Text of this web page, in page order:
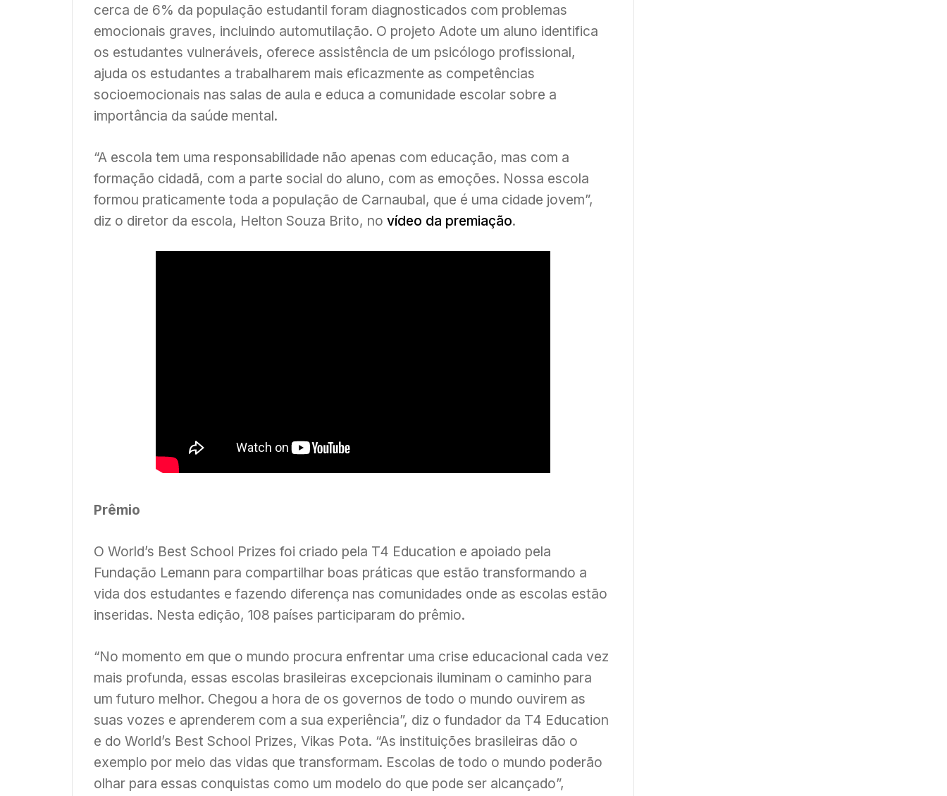
cerca de 6% da população estudantil foram diagnosticados com problemas
emocionais graves, incluindo automutilação. O projeto Adote um aluno identifica
os estudantes vulneráveis, oferece assistência de um psicólogo profissional,
ajuda os estudantes a trabalharem mais eficazmente as competências
socioemocionais nas salas de aula e educa a comunidade escolar sobre a
importância da saúde mental.
“A escola tem uma responsabilidade não apenas com educação, mas com a
formação cidadã, com a parte social do aluno, com as emoções. Nossa escola
formou praticamente toda a população de Carnaubal, que é uma cidade jovem”,
diz o diretor da escola, Helton Souza Brito, no vídeo da premiação.
Prêmio
O World’s Best School Prizes foi criado pela T4 Education e apoiado pela
Fundação Lemann para compartilhar boas práticas que estão transformando a
vida dos estudantes e fazendo diferença nas comunidades onde as escolas estão
inseridas. Nesta edição, 108 países participaram do prêmio.
“No momento em que o mundo procura enfrentar uma crise educacional cada vez
mais profunda, essas escolas brasileiras excepcionais iluminam o caminho para
um futuro melhor. Chegou a hora de os governos de todo o mundo ouvirem as
suas vozes e aprenderem com a sua experiência”, diz o fundador da T4 Education
e do World’s Best School Prizes, Vikas Pota. “As instituições brasileiras dão o
exemplo por meio das vidas que transformam. Escolas de todo o mundo poderão
olhar para essas conquistas como um modelo do que pode ser alcançado”,